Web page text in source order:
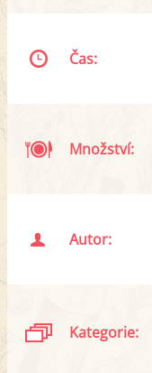
Čas:
Množství:
Autor:
Kategorie: